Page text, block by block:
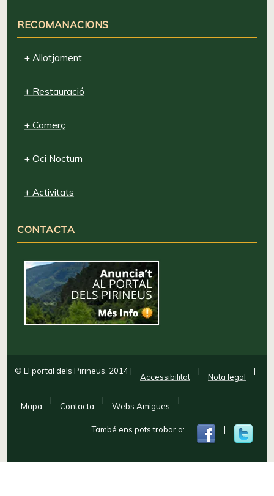
RECOMANACIONS
+ Allotjament
+ Restauració
+ Comerç
+ Oci Nocturn
+ Activitats
CONTACTA
© El portal dels Pirineus, 2014|
Accessibilitat
|
Nota legal
|
Mapa
|
Contacta
|
Webs Amigues
|
També ens pots trobar a: |